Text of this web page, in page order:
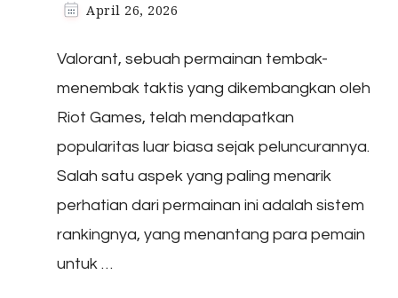
April 26, 2026
Valorant, sebuah permainan tembak-
menembak taktis yang dikembangkan oleh
Riot Games, telah mendapatkan
popularitas luar biasa sejak peluncurannya.
Salah satu aspek yang paling menarik
perhatian dari permainan ini adalah sistem
rankingnya, yang menantang para pemain
untuk …